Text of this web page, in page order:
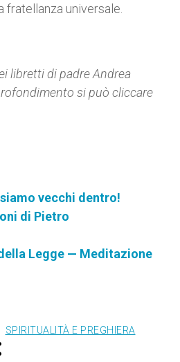
universale.
libretti di padre Andrea
si può cliccare
vecchi dentro!
di Pietro
Legge — Meditazione
SPIRITUALITÀ E PREGHIERA